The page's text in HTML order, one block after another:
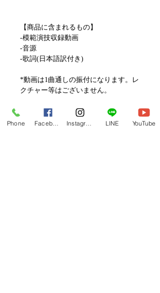
【商品に含まれるもの】
-模範演技収録動画
-音源
-歌詞(日本語訳付き)
*動画は1曲通しの振付になります。レ
クチャー等はございません。
動画セールのご案内
Phone LINE YouTube